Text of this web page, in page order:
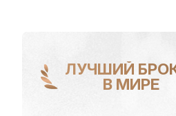
ЛУЧШИЙ
В МИРЕ